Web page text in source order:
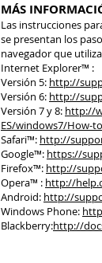
MÁS
Las instrucciones
se presentan los
navegador que
Internet Explorer™ :
Versión 5: http://
Versión 6: http://
Versión 7 y 8: http://
ES/windows7/How-
Safari™: http://
Google™: https://
Firefox™: http://
Opera™ : http://
Android: http://
Windows Phone:
Blackberry:http://